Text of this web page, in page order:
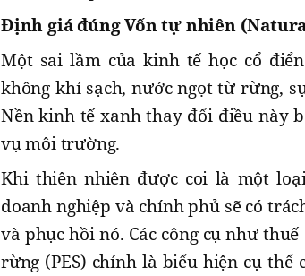
Định giá đúng Vốn tự nhiên
Một sai lầm của kinh tế học cổ
không khí sạch, nước ngọt từ rừng,
Nền kinh tế xanh thay đổi điều này
vụ môi trường.
Khi thiên nhiên được coi là một
doanh nghiệp và chính phủ sẽ có
và phục hồi nó. Các công cụ như
rừng (PES) chính là biểu hiện cụ thể